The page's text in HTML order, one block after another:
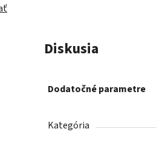
Diskusia
Dodatočné parametre
Kategória